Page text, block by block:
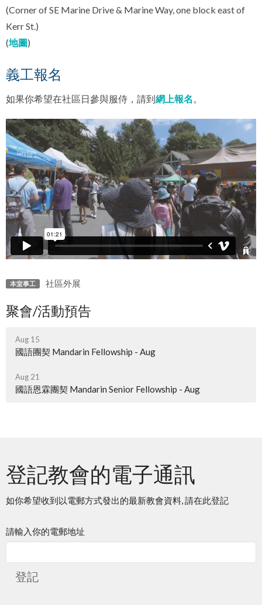
(Corner of SE Marine Drive & Marine Way, one block east of
Kerr St.)
(地圖)
義工報名
如果你希望在社區日參與服侍，請到網上報名
本堂事工 社區外展
聚會/活動預告
Aug 15
國語團契 Mandarin Fellowship - Aug
Aug 21
國語恩霖團契 Mandarin Senior Fellowship - Aug
登記教會的電子通訊
如你希望收到以電郵方式發出的最新教會資料, 請在此登記
請輸入你的電郵地址
登記